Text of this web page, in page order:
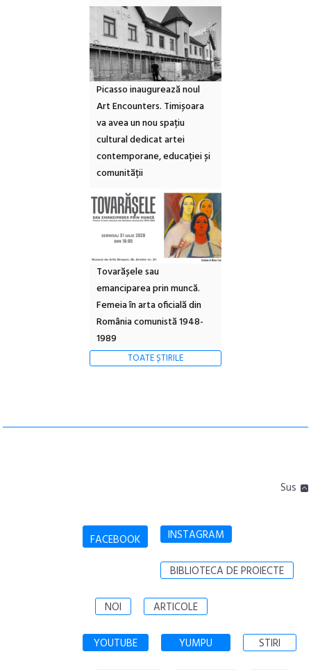
Picasso inaugurează noul
Art Encounters. Timișoara
va avea un nou spațiu
cultural dedicat artei
contemporane, educației și
comunității
Tovarășele sau
emanciparea prin muncă.
Femeia în arta oficială din
România comunistă 1948-
1989
TOATE ȘTIRILE
Sus
FACEBOOK INSTAGRAM
BIBLIOTECA DE PROIECTE
NOI ARTICOLE
YOUTUBE YUMPU STIRI